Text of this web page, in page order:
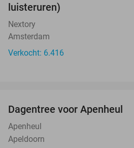
luisteruren)
Nextory
Amsterdam
Verkocht: 6.416
Dagentree voor Apenheul
Apenheul
Apeldoorn